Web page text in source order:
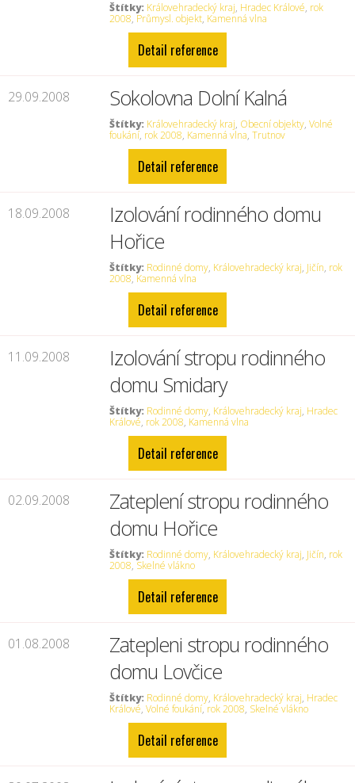
Štítky: Královehradecký kraj, Hradec Králové, rok
2008, Průmysl. objekt, Kamenná vlna
Detail reference
29.09.2008 Sokolovna Dolní Kalná
Štítky: Královehradecký kraj, Obecní objekty,Volné
foukání, rok 2008, Kamenná vlna,Trutnov
Detail reference
18.09.2008
Izolování rodinného domu
Hořice
Štítky: Rodinné domy, Královehradecký kraj, Jičín, rok
2008, Kamenná vlna
Detail reference
11.09.2008
Izolování stropu rodinného
domu Smidary
Štítky: Rodinné domy, Královehradecký kraj, Hradec
Králové, rok 2008, Kamenná vlna
Detail reference
02.09.2008
Zateplení stropu rodinného
domu Hořice
Štítky: Rodinné domy, Královehradecký kraj, Jičín, rok
2008, Skelné vlákno
Detail reference
01.08.2008
Zatepleni stropu rodinného
domu Lovčice
Štítky: Rodinné domy, Královehradecký kraj, Hradec
Králové,Volné foukání, rok 2008, Skelné vlákno
Detail reference